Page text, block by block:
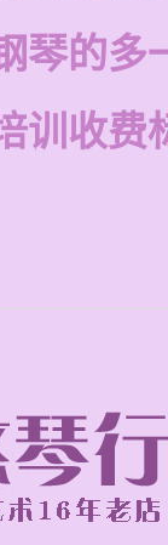
琴的多
训收费